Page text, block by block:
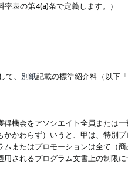
表の第4(a)条で定義します。）
て、 別紙記載の標準紹介料（以下「
得機会をアソシエイト全員または
かわらず）いうと、甲は、特別
またはプロモーションは全て（
されるプログラム文書上の制限